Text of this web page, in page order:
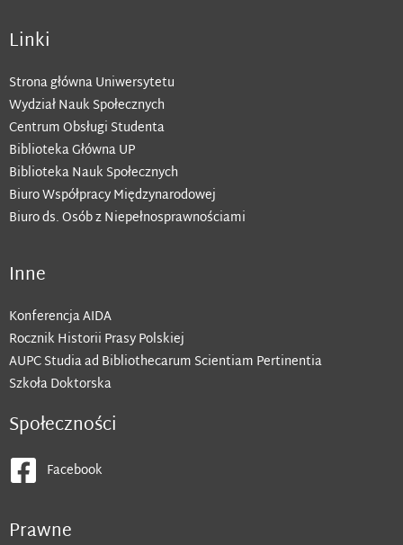
Linki
Strona główna Uniwersytetu
Wydział Nauk Społecznych
Centrum Obsługi Studenta
Biblioteka Główna UP
Biblioteka Nauk Społecznych
Biuro Współpracy Międzynarodowej
Biuro ds. Osób z Niepełnosprawnościami
Inne
Konferencja AIDA
Rocznik Historii Prasy Polskiej
AUPC Studia ad Bibliothecarum Scientiam Pertinentia
Szkoła Doktorska
Społeczności
Facebook
Prawne